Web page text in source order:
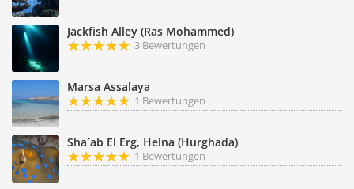
Jackfish Alley (Ras Mohammed)
3 Bewertungen
Marsa Assalaya
1 Bewertungen
Sha´ab El Erg, Helna (Hurghada)
1 Bewertungen